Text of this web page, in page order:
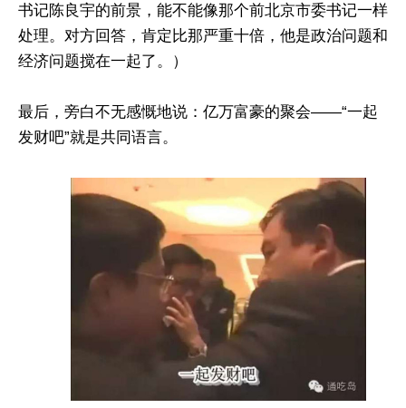
书记陈良宇的前景，能不能像那个前北京市委书记一样
处理。对方回答，肯定比那严重十倍，他是政治问题和
经济问题搅在一起了。）
最后，旁白不无感慨地说：亿万富豪的聚会——“一起
发财吧”就是共同语言。